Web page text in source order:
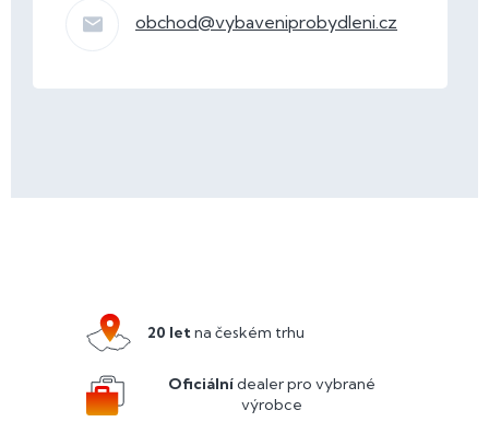
obchod@vybaveniprobydleni.cz
20 letna českém trhu
Oficiálnídealer pro vybrané
výrobce